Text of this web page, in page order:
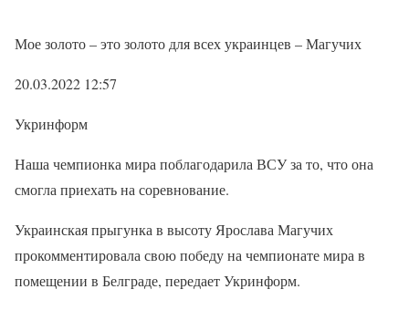
Мое золото – это золото для всех украинцев – Магучих
20.03.2022 12:57
Укринформ
Наша чемпионка мира поблагодарила ВСУ за то, что она
смогла приехать на соревнование.
Украинская прыгунка в высоту Ярослава Магучих
прокомментировала свою победу на чемпионате мира в
помещении в Белграде, передает Укринформ.